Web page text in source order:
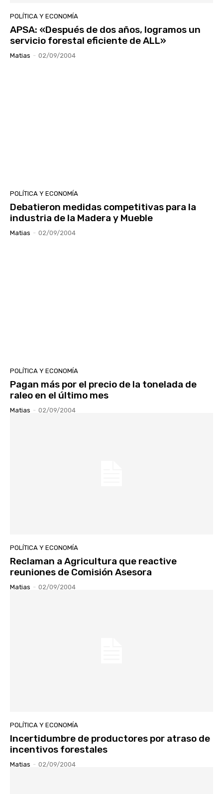
POLÍTICA Y ECONOMÍA
APSA: «Después de dos años, logramos un
servicio forestal eficiente de ALL»
Matias - 02/09/2004
POLÍTICA Y ECONOMÍA
Debatieron medidas competitivas para la
industria de la Madera y Mueble
Matias - 02/09/2004
POLÍTICA Y ECONOMÍA
Pagan más por el precio de la tonelada de
raleo en el último mes
Matias - 02/09/2004
POLÍTICA Y ECONOMÍA
Reclaman a Agricultura que reactive
reuniones de Comisión Asesora
Matias - 02/09/2004
POLÍTICA Y ECONOMÍA
Incertidumbre de productores por atraso de
incentivos forestales
Matias - 02/09/2004